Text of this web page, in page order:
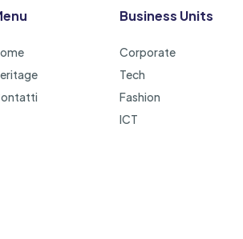
Business Units
Corporate
Tech
Fashion
ICT